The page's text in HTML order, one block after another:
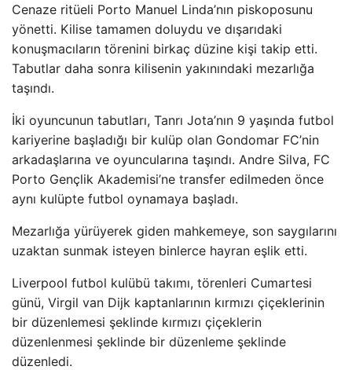
Cenaze ritüeli Porto Manuel Linda’nın piskoposunu
yönetti. Kilise tamamen doluydu ve dışarıdaki
konuşmacıların törenini birkaç düzine kişi takip etti.
Tabutlar daha sonra kilisenin yakınındaki mezarlığa
taşındı.
İki oyuncunun tabutları, Tanrı Jota’nın 9 yaşında futbol
kariyerine başladığı bir kulüp olan Gondomar FC’nin
arkadaşlarına ve oyuncularına taşındı. Andre Silva, FC
Porto Gençlik Akademisi’ne transfer edilmeden önce
aynı kulüpte futbol oynamaya başladı.
Mezarlığa yürüyerek giden mahkemeye, son saygılarını
uzaktan sunmak isteyen binlerce hayran eşlik etti.
Liverpool futbol kulübü takımı, törenleri Cumartesi
günü, Virgil van Dijk kaptanlarının kırmızı çiçeklerinin
bir düzenlemesi şeklinde kırmızı çiçeklerin
düzenlenmesi şeklinde bir düzenleme şeklinde
düzenledi.